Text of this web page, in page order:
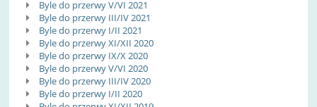
Byle do przerwy V/VI 2021
Byle do przerwy III/IV 2021
Byle do przerwy I/II 2021
Byle do przerwy XI/XII 2020
Byle do przerwy IX/X 2020
Byle do przerwy V/VI 2020
Byle do przerwy III/IV 2020
Byle do przerwy I/II 2020